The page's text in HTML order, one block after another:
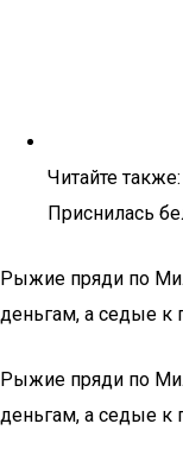
Читайте также:
Приснилась
Рыжие пряди по
деньгам, а седые к
Рыжие пряди по
деньгам, а седые к